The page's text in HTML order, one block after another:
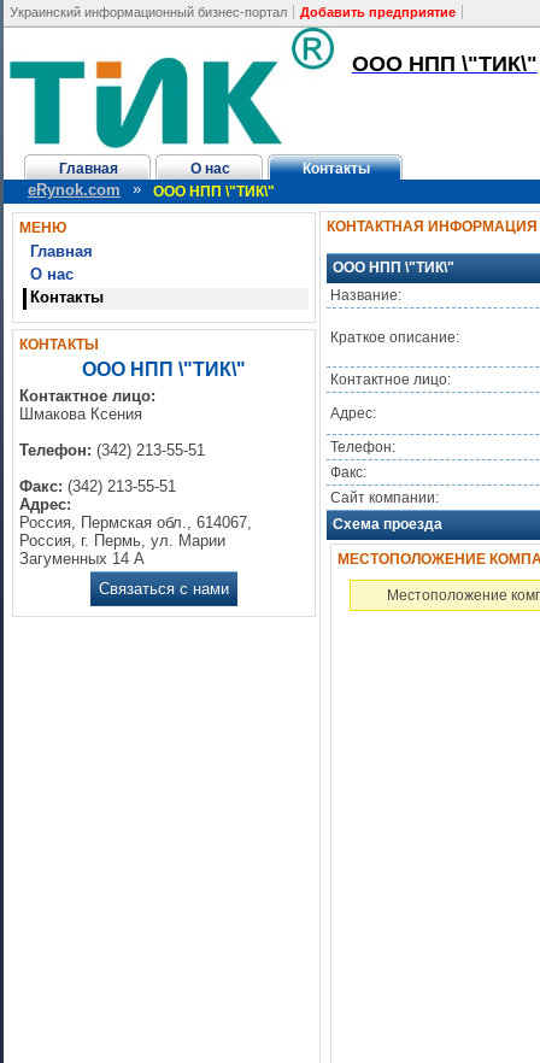
Украинский информационный бизнес-портал Добавить предприятие
ООО НПП \"ТИК\"
Главная О нас Контакты
eRynok.com » ООО НПП \"ТИК\"
МЕНЮ
Главная
О нас
Контакты
КОНТАКТЫ
ООО НПП \"ТИК\"
Контактное лицо:
Шмакова Ксения
Телефон: (342) 213-55-51
Факс: (342) 213-55-51
Адрес:
Россия, Пермская обл., 614067,
Россия, г. Пермь, ул. Марии
Загуменных 14 А
Связаться с нами
КОНТАКТНАЯ ИНФОРМАЦИЯ
ООО НПП \"ТИК\"
Название:
Краткое описание:
Контактное лицо:
Адрес:
Телефон:
Факс:
Сайт компании:
Схема проезда
МЕСТОПОЛОЖЕНИЕ
Местоположение